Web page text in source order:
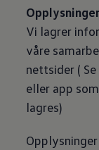
Vi lagrer
våre
nettsider (
eller app
lagres)